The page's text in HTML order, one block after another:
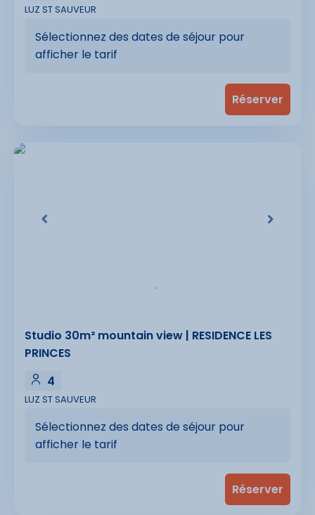
LUZ ST SAUVEUR
Sélectionnez des dates de séjour pour
afficher le tarif
Studio 30m² mountain view | RESIDENCE LES
PRINCES
4
LUZ ST SAUVEUR
Sélectionnez des dates de séjour pour
afficher le tarif